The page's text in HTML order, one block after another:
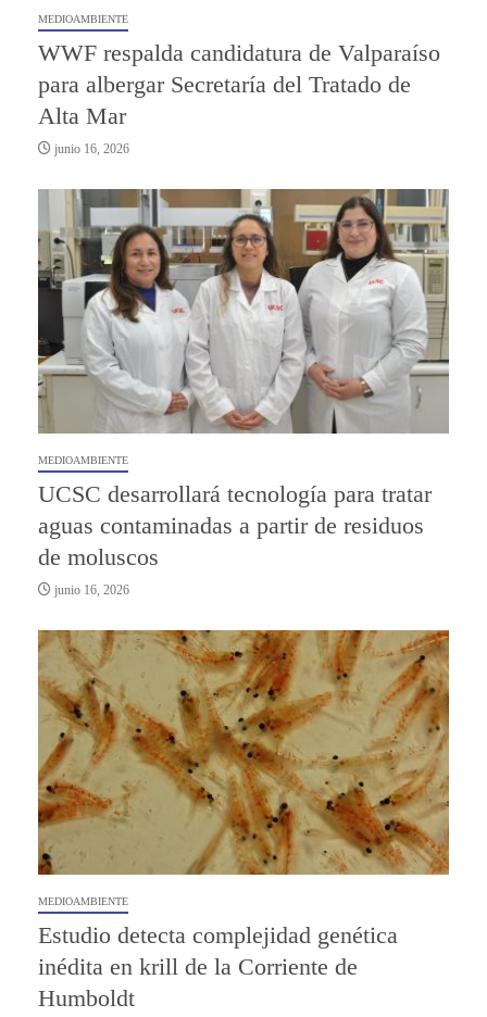
MEDIOAMBIENTE
WWF respalda candidatura de Valparaíso
para albergar Secretaría del Tratado de
Alta Mar
junio 16, 2026
MEDIOAMBIENTE
UCSC desarrollará tecnología para tratar
aguas contaminadas a partir de residuos
de moluscos
junio 16, 2026
MEDIOAMBIENTE
Estudio detecta complejidad genética
inédita en krill de la Corriente de
Humboldt